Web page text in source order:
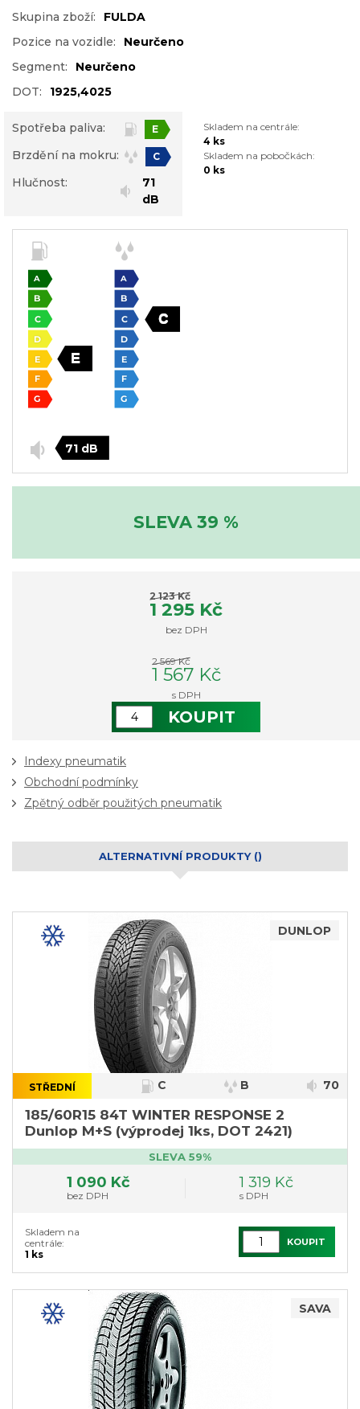
Skupina zboží:
FULDA
Pozice na vozidle:
Neurčeno
Segment:
Neurčeno
DOT:
1925,4025
Spotřeba paliva: E
Brzdění na mokru: C
Hlučnost:
71
dB
Skladem na centrále:
4 ks
Skladem na pobočkách:
0 ks
71 dB
SLEVA 39 %
2 123 Kč
1 295 Kč
bez DPH
2 569 Kč
1 567 Kč
s DPH
KOUPIT
Indexy pneumatik
Obchodní podmínky
Zpětný odběr použitých pneumatik
ALTERNATIVNÍ PRODUKTY ()
DUNLOP
STŘEDNÍ C B 70
185/60R15 84T WINTER RESPONSE 2
Dunlop M+S (výprodej 1ks, DOT 2421)
SLEVA 59%
1 090 Kč
bez DPH
1 319 Kč
s DPH
Skladem na
centrále:
1 ks
KOUPIT
SAVA